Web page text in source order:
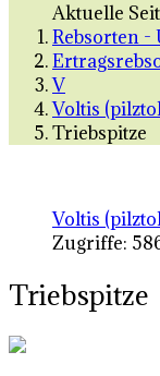
Aktuelle
Rebsorten -
V
Voltis
Triebspitze
Voltis
Zugriffe:
Triebspitze